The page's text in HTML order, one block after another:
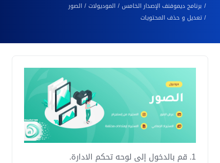
برنامج ديموفنف الإصدار الخامس الموديولات الصور
تعديل و حذف المحتويات
1. قم بالدخول إلى لوحه تحكم الادارة.